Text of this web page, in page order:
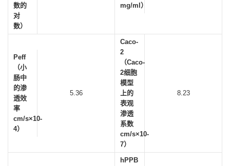
数的
对
数）
mg/ml）
Peff
（小
肠中
的渗
透效
率
cm/s×10-
4）
5.36
Caco-
2
（Caco-
2细胞
模型
上的
表观
渗透
系数
cm/s×10-
7）
8.23
hPPB